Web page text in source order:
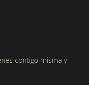
contigo misma y